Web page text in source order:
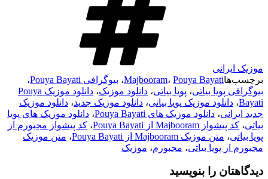
موزیک ایرانی
برچسب‌ها
Majbooram، Pouya Bayati ، بیوگرافی Pouya Bayati
،
بیوگرافی پویا بیاتی، پویا بیاتی، دانلود موزیک،
دانلود موزیک Pouya
Bayati، دانلود موزیک پویا بیاتی، دانلود موزیک جدید، دانلود موزیک
جدید ایرانی، دانلود موزیک های Pouya Bayati ، دانلود موزیک های پویا
بیاتی، کد پیشواز Majbooram از Pouya Bayati ، کد پیشواز مجبورم از
پویا بیاتی، متن موزیک Majbooram از Pouya Bayati ، متن موزیک
مجبورم از پویا بیاتی، مجبورم، موزیک
دیدگاهتان را بنویسید